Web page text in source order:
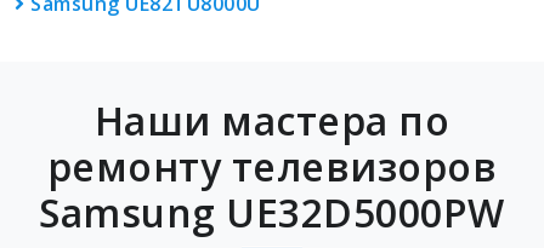
Наши мастера по
ремонту телевизоров
Samsung UE32D5000PW